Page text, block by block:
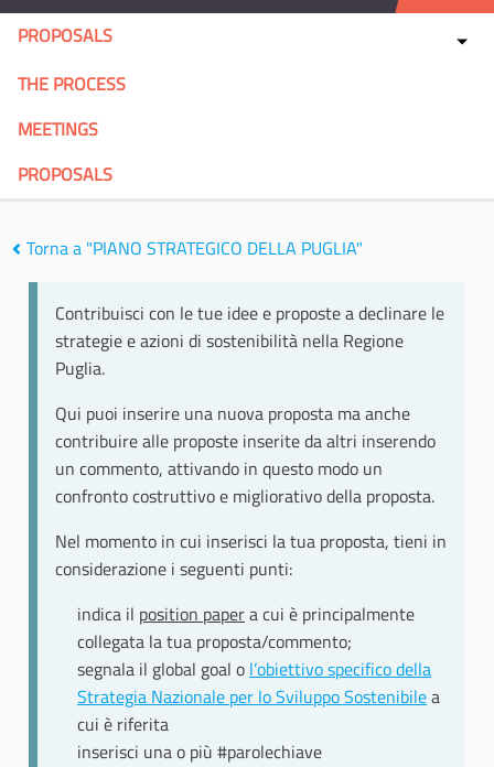
PROPOSALS
THE PROCESS
MEETINGS
PROPOSALS
Torna a "PIANO STRATEGICO DELLA PUGLIA"
Contribuisci con le tue idee e proposte a declinare le
strategie e azioni di sostenibilità nella Regione
Puglia.
Qui puoi inserire una nuova proposta ma anche
contribuire alle proposte inserite da altri inserendo
un commento, attivando in questo modo un
confronto costruttivo e migliorativo della proposta.
Nel momento in cui inserisci la tua proposta, tieni in
considerazione i seguenti punti:
indica il position papera cui è principalmente
collegata la tua proposta/commento;
segnala il global goal o l’obiettivo specifico della
Strategia Nazionale per lo Sviluppo Sostenibilea
cui è riferita
inserisci una o più #parolechiave